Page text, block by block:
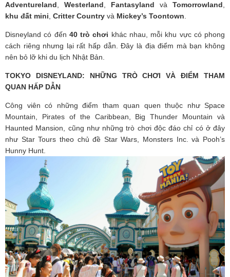
Adventureland
Westerland Fantasyland và Tomorrowland
khu đất mini Critter Country và Mickey’s Toontown
Disneyland có đến 40 trò chơi khác nhau, mỗi khu vực có phong
cách riêng nhưng lại rất hấp dẫn. Đây là địa điểm mà bạn không
nên bỏ lỡ khi du lịch Nhật Bản.
TOKYO DISNEYLAND: NHỮNG TRÒ CHƠI VÀ ĐIỂM THAM
QUAN HẤP DẪN
Công viên có những điểm tham quan quen thuộc như Space
Mountain, Pirates of the Caribbean, Big Thunder Mountain và
Haunted Mansion, cũng như những trò chơi độc đáo chỉ có ở đây
như Star Tours theo chủ đề Star Wars, Monsters Inc. và Pooh’s
Hunny Hunt.